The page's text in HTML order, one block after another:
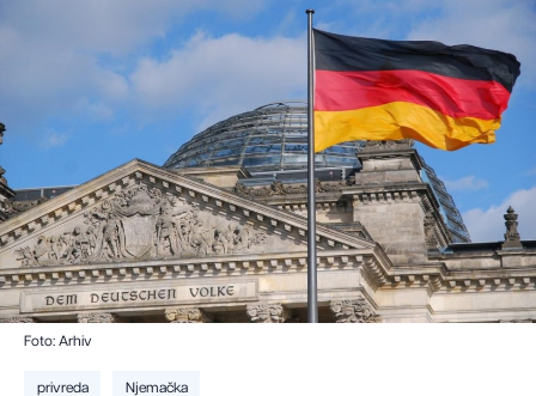
Foto: Arhiv
privreda Njemačka